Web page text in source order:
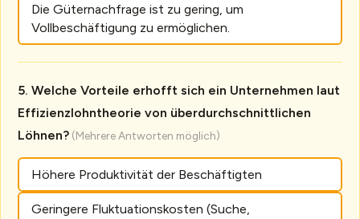
Die Güternachfrage ist zu gering, um
Vollbeschäftigung zu ermöglichen.
Welche Vorteile erhofft sich ein Unternehmen laut
Effizienzlohntheorie von überdurchschnittlichen
Löhnen?
Höhere Produktivität der Beschäftigten
Geringere Fluktuationskosten (Suche,